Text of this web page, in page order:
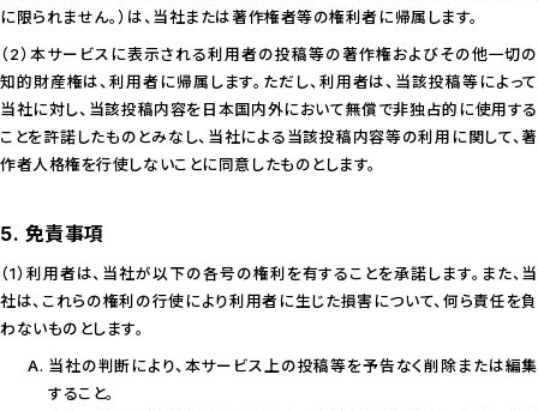
に限られません。）は、当社または著作権者等の権利者に帰属します。
（2）本サービスに表示される利用者の投稿等の著作権およびその他一切の
知的財産権は、利用者に帰属します。ただし、利用者は、当該投稿等によって
当社に対し、当該投稿内容を日本国内外において無償で非独占的に使用する
ことを許諾したものとみなし、当社による当該投稿内容等の利用に関して、著
作者人格権を行使しないことに同意したものとします。
5. 免責事項
（1）利用者は、当社が以下の各号の権利を有することを承諾します。また、当
社は、これらの権利の行使により利用者に生じた損害について、何ら責任を負
わないものとします。
当社の判断により、本サービス上の投稿等を予告なく削除または編集
すること。